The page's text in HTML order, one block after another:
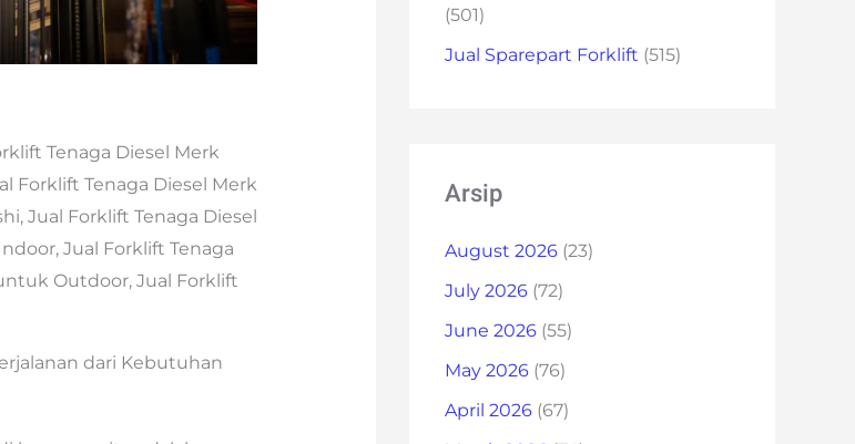
Tenaga Diesel Merk
Forklift Tenaga Diesel Merk
Jual Forklift Tenaga Diesel
Jual Forklift Tenaga
Outdoor, Jual Forklift
dari Kebutuhan
(501)
Jual Sparepart Forklift (515)
Arsip
August 2026 (23)
July 2026 (72)
June 2026 (55)
May 2026 (76)
April 2026 (67)